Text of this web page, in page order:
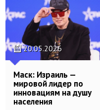
20.05.2026
Маск: Израиль —
мировой лидер по
инновациям на душу
населения